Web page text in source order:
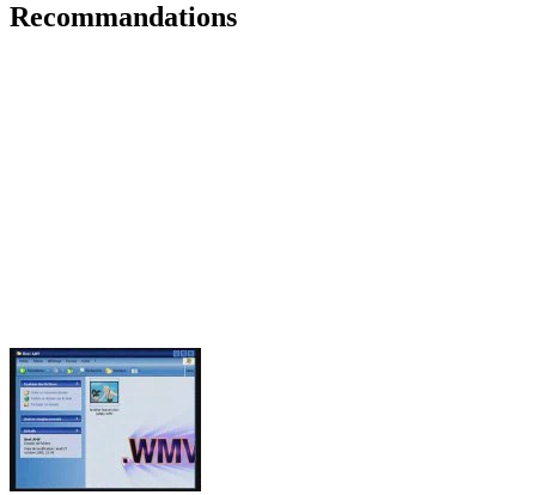
Recommandations